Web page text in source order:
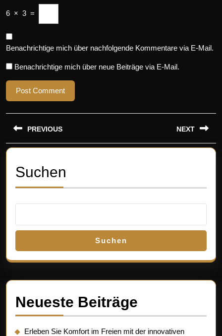
6 × 3 =
Benachrichtige mich über nachfolgende Kommentare via E-Mail.
Benachrichtige mich über neue Beiträge via E-Mail.
Beitragsnavigation
PREVIOUS
Previous
post:
NEXT
Suchen
Suchen
Neueste Beiträge
Erleben Sie Komfort im Freien mit der innovativen